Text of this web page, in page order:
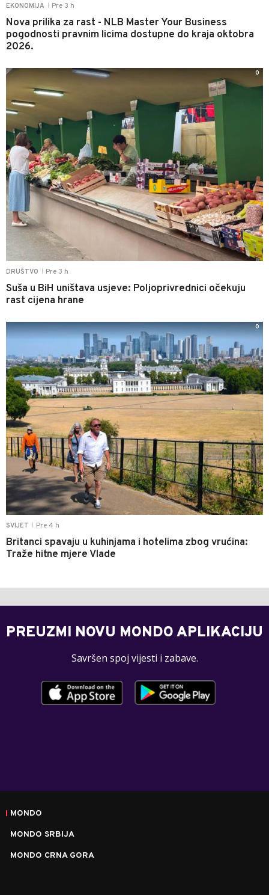
EKONOMIJA Pre 3 h
Nova prilika za rast - NLB Master Your Business
pogodnosti pravnim licima dostupne do kraja oktobra
2026.
DRUŠTVO Pre 3 h
Suša u BiH uništava usjeve: Poljoprivrednici očekuju
rast cijena hrane
0
SVIJET Pre 4 h
Britanci spavaju u kuhinjama i hotelima zbog vrućina:
Traže hitne mjere Vlade
0
PREUZMI NOVU MONDO APLIKACIJU
Savršen spoj vijesti i zabave.
MONDO
MONDO SRBIJA
MONDO CRNA GORA